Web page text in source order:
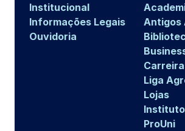
Institucional
Informações Legais
Ouvidoria
Antigos
Liga
Lojas
ProUni